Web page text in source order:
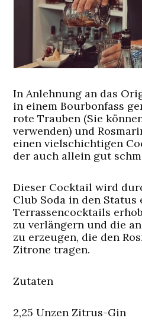
In Anlehnung an das
in einem Bourbonfass
rote Trauben (Sie
verwenden) und
einen vielschichtigen
der auch allein gut
Dieser Cocktail wird
Club Soda in den Status
Terrassencocktails
zu verlängern und die
zu erzeugen, die den
Zitrone tragen.
Zutaten
2,25 Unzen Zitrus-Gin